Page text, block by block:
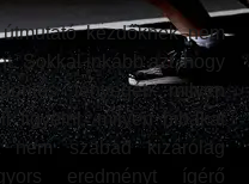
kezdőknek nem
Sokkal inkább azt, hogy
lényegét: milyen
figyelni, milyen hibákat
szabad kizárólag
eredményt ígérő